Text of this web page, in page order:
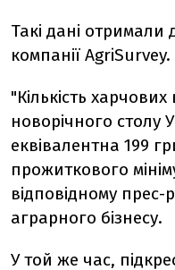
Такі дані отримали
компанії AgriSurvey.
"Кількість
новорічного столу
еквівалентна 199
прожиткового
відповідному прес-
аграрного бізнесу.
У той же час,